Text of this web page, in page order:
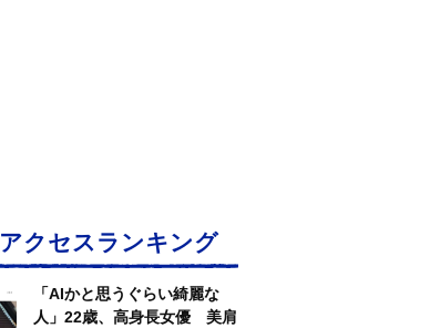
アクセスランキング
「AIかと思うぐらい綺麗な
人」22歳、高身長女優 美肩